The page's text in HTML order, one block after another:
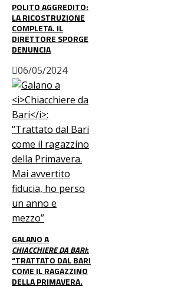
POLITO AGGREDITO:
LA RICOSTRUZIONE
COMPLETA. IL
DIRETTORE SPORGE
DENUNCIA
06/05/2024
GALANO A
CHIACCHIERE DA BARI:
“TRATTATO DAL BARI
COME IL RAGAZZINO
DELLA PRIMAVERA.